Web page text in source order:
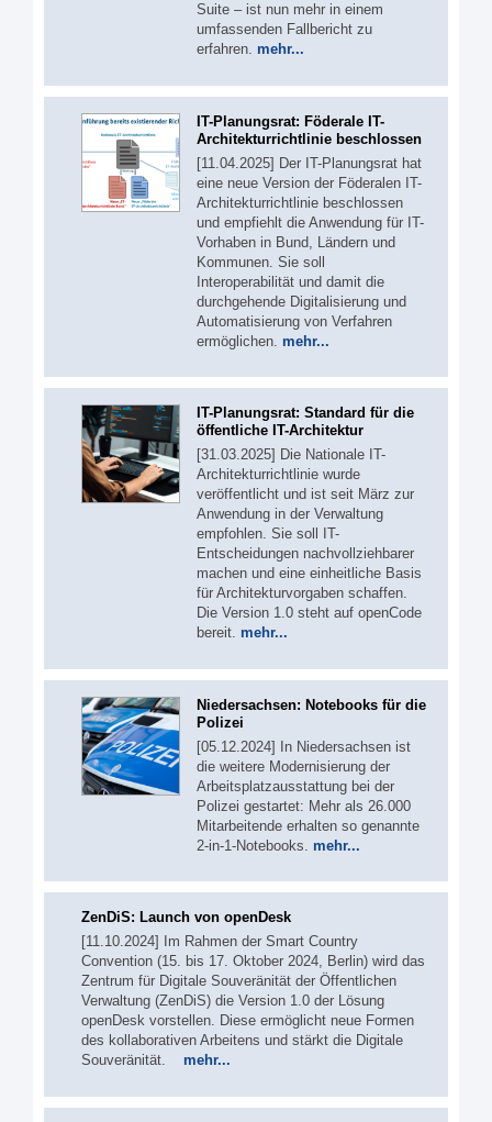
Suite – ist nun mehr in einem
umfassenden Fallbericht zu
erfahren. mehr...
IT-Planungsrat: Föderale IT-
Architekturrichtlinie beschlossen
[11.04.2025] Der IT-Planungsrat hat
eine neue Version der Föderalen IT-
Architekturrichtlinie beschlossen
und empfiehlt die Anwendung für IT-
Vorhaben in Bund, Ländern und
Kommunen. Sie soll
Interoperabilität und damit die
durchgehende Digitalisierung und
Automatisierung von Verfahren
ermöglichen. mehr...
IT-Planungsrat: Standard für die
öffentliche IT-Architektur
[31.03.2025] Die Nationale IT-
Architekturrichtlinie wurde
veröffentlicht und ist seit März zur
Anwendung in der Verwaltung
empfohlen. Sie soll IT-
Entscheidungen nachvollziehbarer
machen und eine einheitliche Basis
für Architekturvorgaben schaffen.
Die Version 1.0 steht auf openCode
bereit. mehr...
Niedersachsen: Notebooks für die
Polizei
[05.12.2024] In Niedersachsen ist
die weitere Modernisierung der
Arbeitsplatzausstattung bei der
Polizei gestartet: Mehr als 26.000
Mitarbeitende erhalten so genannte
2-in-1-Notebooks. mehr...
ZenDiS: Launch von openDesk
[11.10.2024] Im Rahmen der Smart Country
Convention (15. bis 17. Oktober 2024, Berlin) wird das
Zentrum für Digitale Souveränität der Öffentlichen
Verwaltung (ZenDiS) die Version 1.0 der Lösung
openDesk vorstellen. Diese ermöglicht neue Formen
des kollaborativen Arbeitens und stärkt die Digitale
Souveränität. mehr...